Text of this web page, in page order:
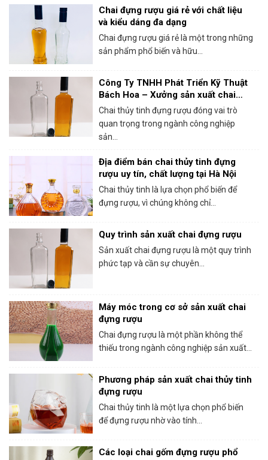
Chai đựng rượu giá rẻ với chất liệu
và kiểu dáng đa dạng
Chai đựng rượu giá rẻ là một trong những
sản phẩm phổ biến và hữu...
Công Ty TNHH Phát Triển Kỹ Thuật
Bách Hoa – Xưởng sản xuất chai
thủy tinh đựng rượu chất lượng
Chai thủy tinh đựng rượu đóng vai trò
quan trọng trong ngành công nghiệp
sản...
Địa điểm bán chai thủy tinh đựng
rượu uy tín, chất lượng tại Hà Nội
Chai thủy tinh là lựa chọn phổ biến để
đựng rượu, vì chúng không chỉ...
Quy trình sản xuất chai đựng rượu
Sản xuất chai đựng rượu là một quy trình
phức tạp và cần sự chuyên...
Máy móc trong cơ sở sản xuất chai
đựng rượu
Chai đựng rượu là một phần không thể
thiếu trong ngành công nghiệp sản xuất...
Phương pháp sản xuất chai thủy tinh
đựng rượu
Chai thủy tinh là một lựa chọn phổ biến
để đựng rượu nhờ vào tính...
Các loại chai gốm đựng rượu phổ